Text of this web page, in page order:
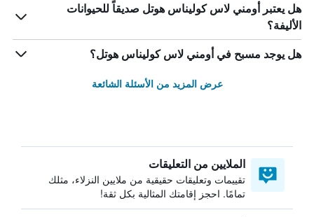
هل يعتبر أومني لاس كوليناس هوتل صديقاً للحيوانات
الأليفة؟
هل يوجد مسبح في أومني لاس كوليناس هوتل؟
عرض المزيد من الأسئلة الشائعة
الملايين من التعليقات
تقييمات وتعليقات حقيقية من ملايين النزلاء، مثلك
تمامًا. احجز إقامتك المثالية بكل ثقة!